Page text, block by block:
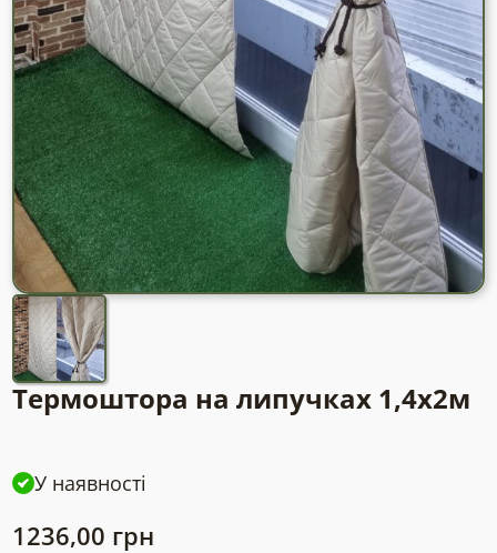
Термоштора на липучках 1,4х2м
У наявності
1236,00 грн